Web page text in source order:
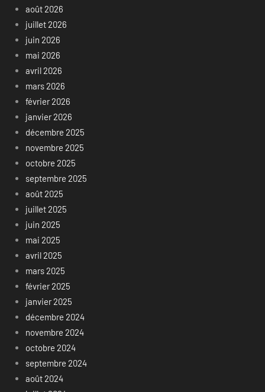
août 2026
juillet 2026
juin 2026
mai 2026
avril 2026
mars 2026
février 2026
janvier 2026
décembre 2025
novembre 2025
octobre 2025
septembre 2025
août 2025
juillet 2025
juin 2025
mai 2025
avril 2025
mars 2025
février 2025
janvier 2025
décembre 2024
novembre 2024
octobre 2024
septembre 2024
août 2024